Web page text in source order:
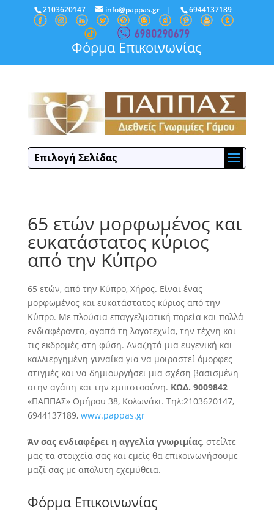
2103620147 info@pappas.gr| 6944137189
Φόρμα Επικοινωνίας
Επιλογή Σελίδας
65 ετών μορφωμένος και
ευκατάστατος κύριος
από την Κύπρο
65 ετών, από την Κύπρο, Χήρος. Είναι ένας
μορφωμένος και ευκατάστατος κύριος από την
Κύπρο. Με πλούσια επαγγελματική πορεία και πολλά
ενδιαφέροντα, αγαπά τη λογοτεχνία, την τέχνη και
τις εκδρομές στη φύση. Αναζητάμια ευγενική και
καλλιεργημένη γυναίκα για να μοιραστεί όμορφες
στιγμές και να δημιουργήσει μια σχέση βασισμένη
στην αγάπη και την εμπιστοσύνη. ΚΩΔ. 9009842
«ΠΑΠΠΑΣ» Ομήρου 38, Κολωνάκι. Τηλ:2103620147,
6944137189, www.pappas.gr
Άν σας ενδιαφέρει η αγγελία γνωριμίας, στείλτε
μας τα στοιχεία σας και εμείς θα επικοινωνήσουμε
μαζί σας με απόλυτη εχεμύθεια.
Φόρμα Επικοινωνίας